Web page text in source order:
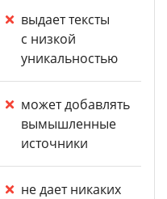
выдает тексты
с низкой
уникальностью
может добавлять
вымышленные
источники
не дает никаких